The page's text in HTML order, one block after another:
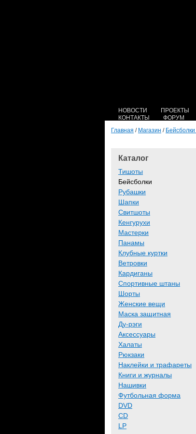
НОВОСТИ ПРОЕКТЫ
КОНТАКТЫ
ФОРУМ
Главная / Магазин / Бейсболки
Каталог
Тишоты
Бейсболки
Рубашки
Шапки
Свитшоты
Кенгурухи
Мастерки
Панамы
Клубные куртки
Ветровки
Кардиганы
Спортивные штаны
Шорты
Женские вещи
Маска защитная
Ду-рэги
Аксессуары
Халаты
Рюкзаки
Наклейки и трафареты
Книги и журналы
Нашивки
Футбольная форма
DVD
CD
LP